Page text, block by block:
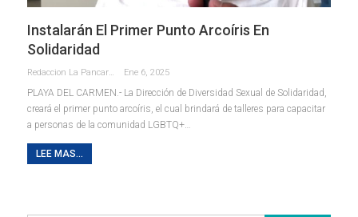
Instalarán El Primer Punto Arcoíris En
Solidaridad
Ene 6, 2025
PLAYA DEL CARMEN.- La Dirección de Diversidad Sexual de Solidaridad,
creará el primer punto arcoíris, el cual brindará de talleres para capacitar
a personas de la comunidad LGBTQ+
LEE MAS...